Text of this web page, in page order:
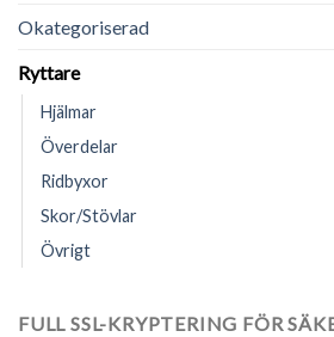
Okategoriserad
Ryttare
Hjälmar
Överdelar
Ridbyxor
Skor/Stövlar
Övrigt
FULL SSL-KRYPTERING FÖR